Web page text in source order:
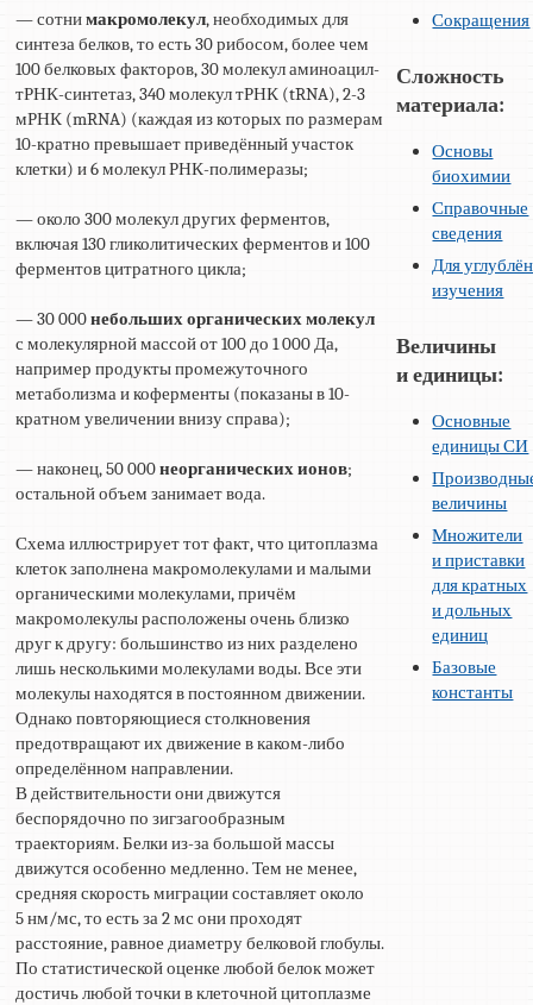
— сотнимакромолекул, необходимых для
синтеза белков, то есть 30 рибосом, более чем
100 белковых факторов, 30 молекул аминоацил-
тРНК-синтетаз, 340 молекул тРНК (tRNA), 2-3
мРНК (mRNA) (каждая из которых по размерам
10-кратно превышает приведённый участок
клетки) и 6 молекул РНК-полимеразы;
— около 300 молекул других ферментов,
включая 130 гликолитических ферментов и 100
ферментов цитратного цикла;
— 30 000небольших органических молекул
с молекулярной массой от 100 до 1 000 Да,
например продукты промежуточного
метаболизма и коферменты (показаны в 10-
кратном увеличении внизу справа);
— наконец, 50 000неорганических ионов;
остальной объем занимает вода.
Схема иллюстрирует тот факт, что цитоплазма
клеток заполнена макромолекулами и малыми
органическими молекулами, причём
макромолекулы расположены очень близко
друг к другу: большинство из них разделено
лишь несколькими молекулами воды. Все эти
молекулы находятся в постоянном движении.
Однако повторяющиеся столкновения
предотвращают их движение в каком-либо
определённом направлении.
В действительности они движутся
беспорядочно по зигзагообразным
траекториям. Белки из-за большой массы
движутся особенно медленно. Тем не менее,
средняя скорость миграции составляет около
5 нм/мс, то есть за 2 мс они проходят
расстояние, равное диаметру белковой глобулы.
По статистической оценке любой белок может
достичь любой точки в клеточной цитоплазме
Сокращения
Сложность
материала:
Основы
биохимии
Справочные
сведения
Для
изучения
Величины
и единицы:
Основные
единицы СИ
величины
Множители
и приставки
для кратных
и дольных
единиц
Базовые
константы